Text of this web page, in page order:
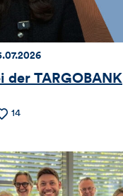
der TARGOBANK
14